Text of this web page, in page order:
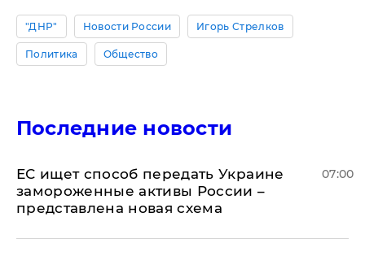
"ДНР" Новости России Игорь Стрелков
Политика Общество
Последние новости
ЕС ищет способ передать Украине
замороженные активы России –
представлена новая схема
07:00